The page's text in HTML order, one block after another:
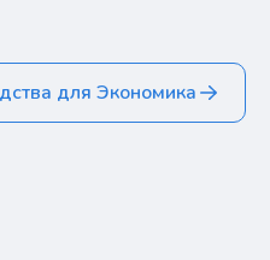
для Экономика